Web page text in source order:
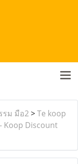
รม มือ2>Te koop
Koop Discount